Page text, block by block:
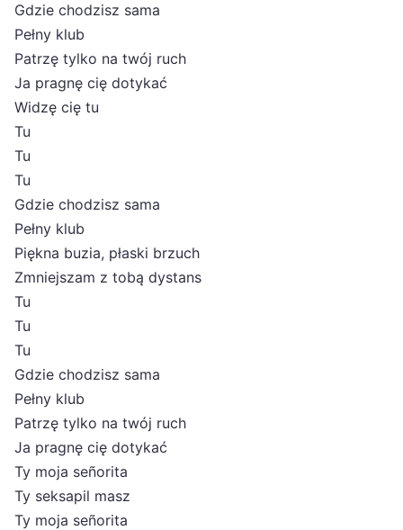
Gdzie chodzisz sama
Pełny klub
Patrzę tylko na twój ruch
Ja pragnę cię dotykać
Widzę cię tu
Tu
Tu
Tu
Gdzie chodzisz sama
Pełny klub
Piękna buzia, płaski brzuch
Zmniejszam z tobą dystans
Tu
Tu
Tu
Gdzie chodzisz sama
Pełny klub
Patrzę tylko na twój ruch
Ja pragnę cię dotykać
Ty moja señorita
Ty seksapil masz
Ty moja señorita